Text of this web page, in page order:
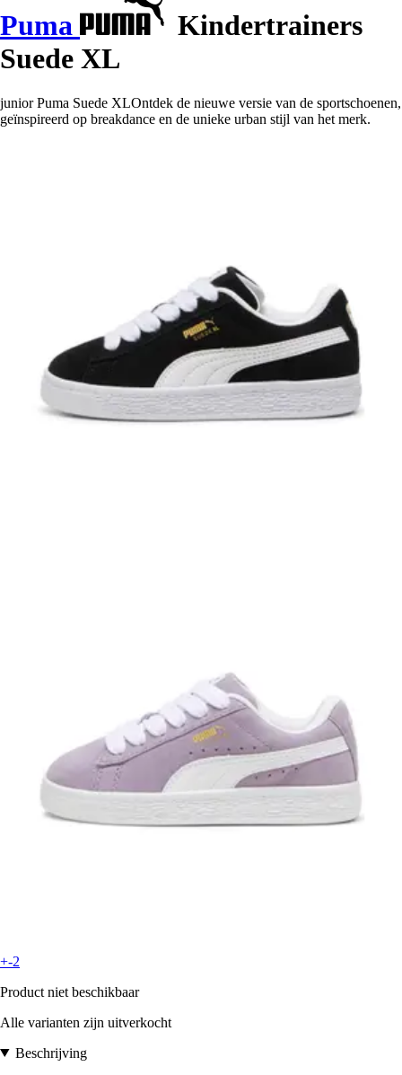
Puma
Kindertrainers
Suede XL
junior Puma Suede XLOntdek de nieuwe versie van de sportschoenen,
geïnspireerd op breakdance en de unieke urban stijl van het merk.
+-2
Product niet beschikbaar
Alle varianten zijn uitverkocht
Beschrijving